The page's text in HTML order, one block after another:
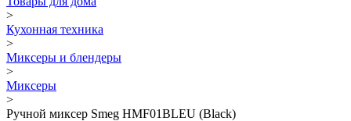
>
Кухонная техника
>
Миксеры и блендеры
>
Миксеры
>
Ручной миксер Smeg HMF01BLEU (Black)